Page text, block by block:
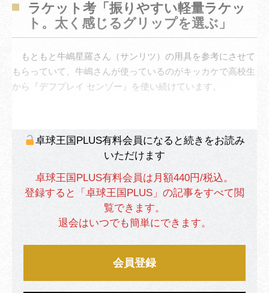
ラケット考「振りやすい軽量ラケッ
ト。太く感じるグリップを選ぶ」
もともと牛嶋星羅さん（サンリツ）の用具を参考にさせて
もらっていて、牛嶋さんが使っているのがキッカケで高校生
から『デフプレイ センゾー』を使い続けています。
卓球王国PLUS有料会員になると続きをお読み
いただけます
卓球王国PLUS有料会員は月額440円/税込。
登録すると「卓球王国PLUS」の記事をすべて閲
覧できます。
退会はいつでも簡単にできます。
会員登録